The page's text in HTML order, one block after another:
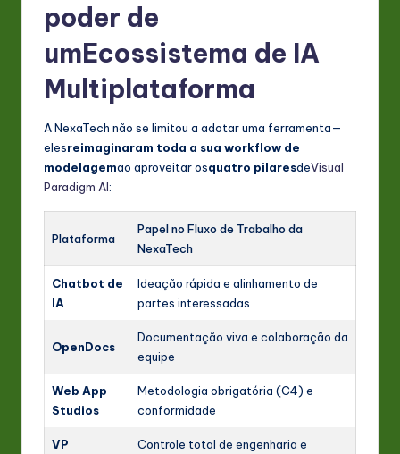
poder de
umEcossistema de IA
Multiplataforma
A NexaTech não se limitou a adotar uma ferramenta—
elesreimaginaram toda a sua workflow de
modelagemao aproveitar osquatro pilaresdeVisual
Paradigm AI:
Plataforma
Papel no Fluxo de Trabalho da
NexaTech
Chatbot de
IA
Ideação rápida e alinhamento de
partes interessadas
OpenDocs
Documentação viva e colaboração da
equipe
Web App
Studios
Metodologia obrigatória (C4) e
conformidade
VP
Controle total de engenharia e